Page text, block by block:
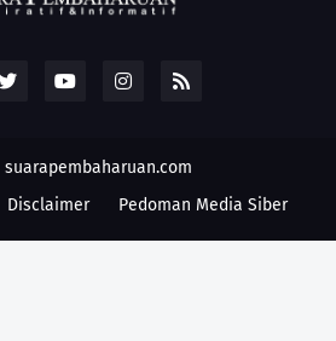
suarapembaharuan.com
Disclaimer Pedoman Media Siber